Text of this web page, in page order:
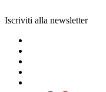
Iscriviti alla newsletter